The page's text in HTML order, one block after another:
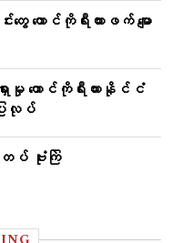
တွေ တောင်ကိုရီးယားဖက် မျော
မှု တောင်ကိုရီးယားနိုင်ငံ
ြုလုပ်
ပ် ဗုံးကြဲ